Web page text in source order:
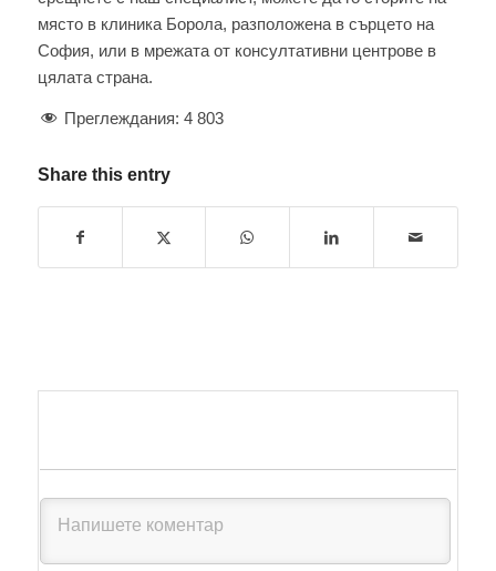
място в клиника Борола, разположена в сърцето на
София, или в мрежата от консултативни центрове в
цялата страна.
Преглеждания: 4 803
Share this entry